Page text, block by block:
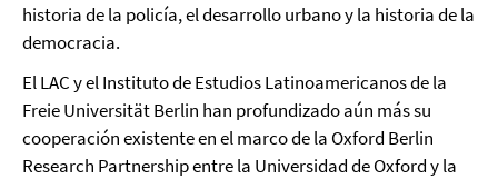
historia de la policía, el desarrollo urbano y la historia de la
democracia.
El LAC y el Instituto de Estudios Latinoamericanos de la
Freie Universität Berlin han profundizado aún más su
cooperación existente en el marco de la Oxford Berlin
Research Partnership entre la Universidad de Oxford y la